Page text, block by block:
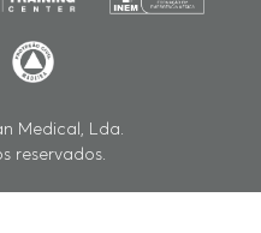
Medical, Lda.
reservados.